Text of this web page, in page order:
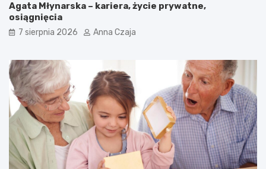
Agata Młynarska – kariera, życie prywatne,
osiągnięcia
7 sierpnia 2026 Anna Czaja